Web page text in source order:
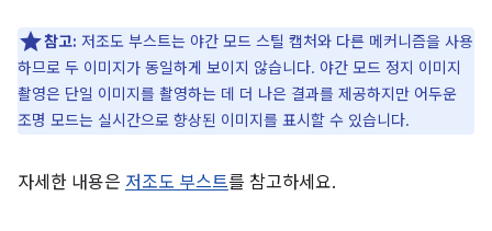
참고: 저조도 부스트는 야간 모드 스틸 캡처와 다른 메커니즘을 사용
하므로 두 이미지가 동일하게 보이지 않습니다. 야간 모드 정지 이미지
촬영은 단일 이미지를 촬영하는 데 더 나은 결과를 제공하지만 어두운
조명 모드는 실시간으로 향상된 이미지를 표시할 수 있습니다.
자세한 내용은 저조도 부스트를 참고하세요.